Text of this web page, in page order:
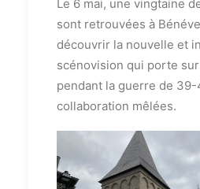
Le 6 mai, une vingtaine
sont retrouvées à
découvrir la nouvelle et
scénovision qui porte
pendant la guerre de
collaboration mêlées.